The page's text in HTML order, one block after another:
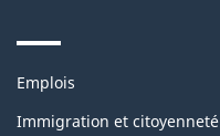
Themes
topics
Emplois
Immigration et citoyenneté